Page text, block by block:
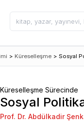
> Küreselleşme > Sosyal
Küreselleşme Sürecinde
Sosyal
Prof. Dr. Abdülkadir